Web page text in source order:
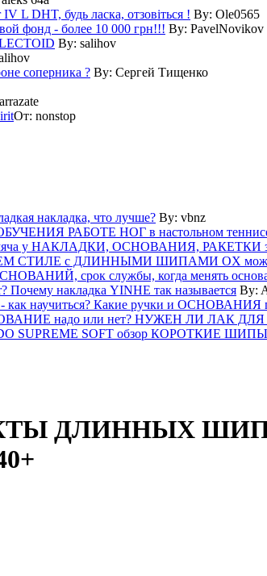
L DHT, будь ласка, отзовіться ! By: Ole0565
фонд - более 10 000 грн!!! By: PavelNovikov
By: salihov
соперника ? By: Сергей Тищенко
arrazate
От: nonstop
накладка, что лучше? By: vbnz
РАБОТЕ НОГ в настольном теннисе,
у НАКЛАДКИ, ОСНОВАНИЯ, РАКЕТКИ
СТИЛЕ с ДЛИННЫМИ ШИПАМИ OX можно
срок службы, когда менять
Почему накладка YINHE так называется By:
научиться? Какие ручки и
надо или нет? НУЖЕН ЛИ ЛАК ДЛЯ
SUPREME SOFT обзор КОРОТКИЕ ШИПЫ
ДЛИННЫХ